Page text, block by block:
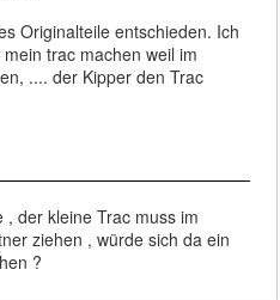
Originalteile entschieden. Ich
trac machen weil im
.... der Kipper den Trac
der kleine Trac muss im
ziehen , würde sich da ein
?